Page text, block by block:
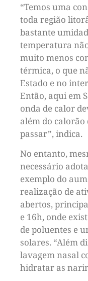
“Temos uma
toda região
bastante
temperatura
muito menos
térmica, o que
Estado e no
Então, aqui em
onda de calor
além do
passar”, indica.
No entanto,
necessário
exemplo do
realização de
abertos,
e 16h, onde
de poluentes e
solares. “Além
lavagem nasal
hidratar as